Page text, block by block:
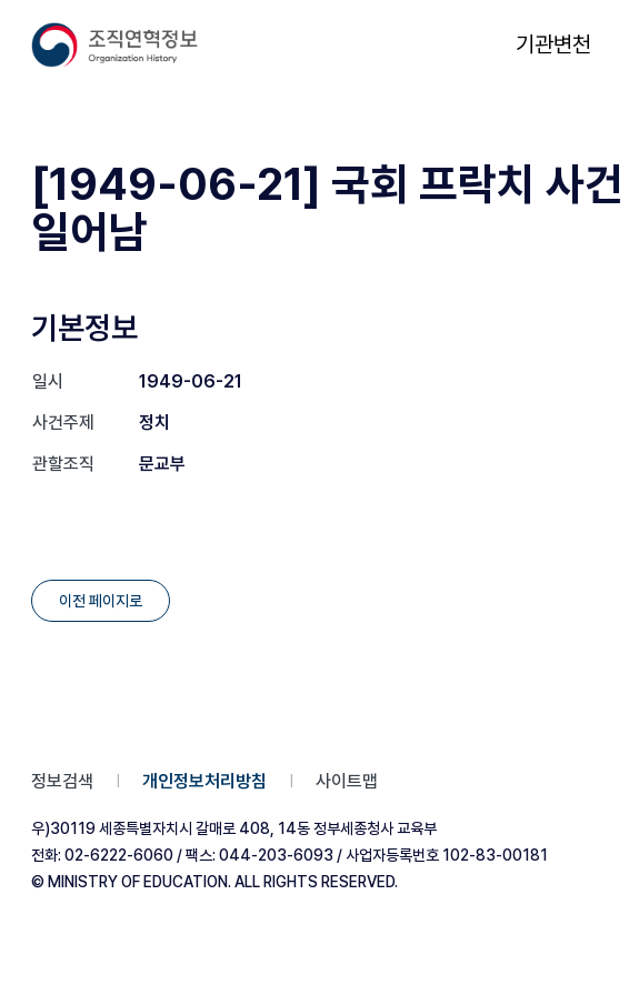
기관변천
[1949-06-21] 국회 프락치 사건
일어남
기본정보
일시
1949-06-21
사건주제
정치
관할조직
문교부
이전 페이지로
정보검색 개인정보처리방침 사이트맵
우)30119 세종특별자치시 갈매로 408, 14동 정부세종청사 교육부
전화: 02-6222-6060 / 팩스: 044-203-6093 / 사업자등록번호 102-83-00181
© MINISTRY OF EDUCATION. ALL RIGHTS RESERVED.